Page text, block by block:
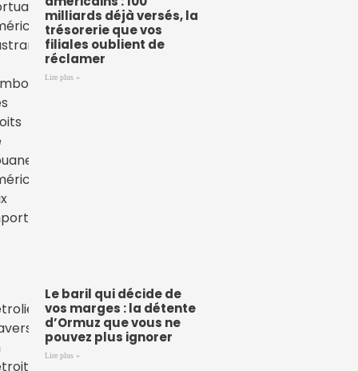
milliards déjà versés, la
trésorerie que vos
filiales oublient de
réclamer
Lire plus »
Le baril qui décide de
vos marges : la détente
d’Ormuz que vous ne
pouvez plus ignorer
Lire plus »